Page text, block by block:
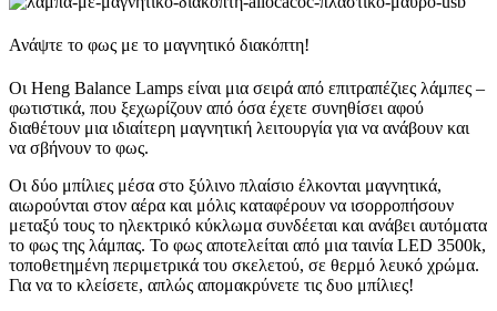
Ανάψτε το φως με το μαγνητικό διακόπτη!
Οι Heng Balance Lamps είναι μια σειρά από επιτραπέζιες λάμπες –
φωτιστικά, που ξεχωρίζουν από όσα έχετε συνηθίσει αφού
διαθέτουν μια ιδιαίτερη μαγνητική λειτουργία για να ανάβουν και
να σβήνουν το φως.
Οι δύο μπίλιες μέσα στο ξύλινο πλαίσιο έλκονται μαγνητικά,
αιωρούνται στον αέρα και μόλις καταφέρουν να ισορροπήσουν
μεταξύ τους το ηλεκτρικό κύκλωμα συνδέεται και ανάβει αυτόματα
το φως της λάμπας. Το φως αποτελείται από μια ταινία LED 3500k,
τοποθετημένη περιμετρικά του σκελετού, σε θερμό λευκό χρώμα.
Για να το κλείσετε, απλώς απομακρύνετε τις δυο μπίλιες!